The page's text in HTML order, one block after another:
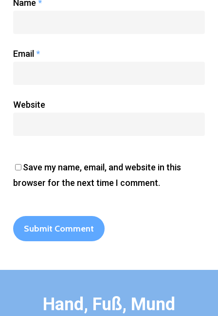
Name *
Email *
Website
Save my name, email, and website in this
browser for the next time I comment.
Hand, Fuß, Mund